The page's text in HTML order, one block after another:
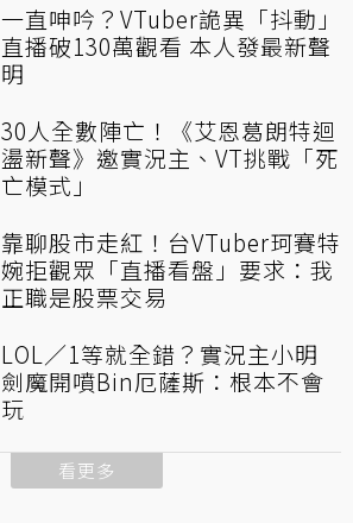
一直呻吟？VTuber詭異「抖動」
直播破130萬觀看 本人發最新聲
明
30人全數陣亡！《艾恩葛朗特迴
盪新聲》邀實況主、VT挑戰「死
亡模式」
靠聊股市走紅！台VTuber珂賽特
婉拒觀眾「直播看盤」要求：我
正職是股票交易
LOL／1等就全錯？實況主小明
劍魔開噴Bin厄薩斯：根本不會
玩
看更多